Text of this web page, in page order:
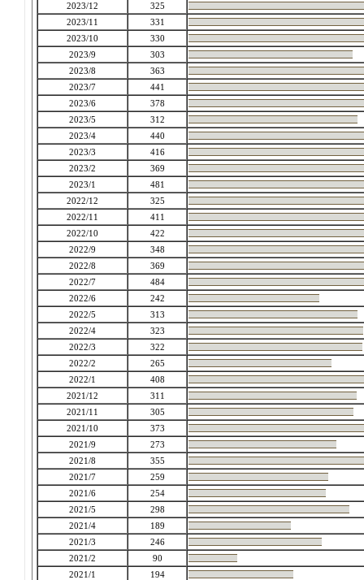
2023/12
325
2023/11
331
2023/10
330
2023/9
303
2023/8
363
2023/7
441
2023/6
378
2023/5
312
2023/4
440
2023/3
416
2023/2
369
2023/1
481
2022/12
325
2022/11
411
2022/10
422
2022/9
348
2022/8
369
2022/7
484
2022/6
242
2022/5
313
2022/4
323
2022/3
322
2022/2
265
2022/1
408
2021/12
311
2021/11
305
2021/10
373
2021/9
273
2021/8
355
2021/7
259
2021/6
254
2021/5
298
2021/4
189
2021/3
246
2021/2
90
2021/1
194